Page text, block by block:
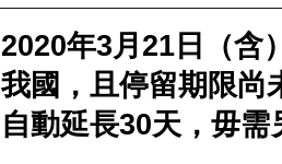
2020年3月21日（含
我國，且停留期限尚
自動延長30天，毋需